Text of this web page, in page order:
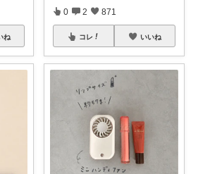
ね
0 2 871
コレ いいね